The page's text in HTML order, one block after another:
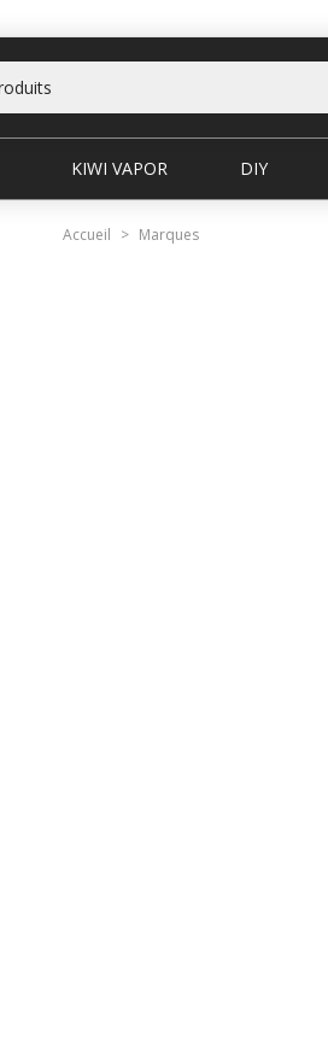
KIWI VAPOR DIY
Accueil Marques